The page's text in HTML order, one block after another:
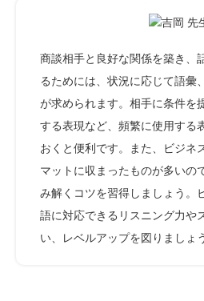
商談相手と良好な関係を築き、
るためには、状況に応じて語彙
が求められます。相手に条件を
する表現など、頻繁に使用する
おくと便利です。また、ビジネ
マットに収まったものが多いの
み解くコツを習得しましょう。
語に対応できるリスニング力や
い、レベルアップを図りましょ